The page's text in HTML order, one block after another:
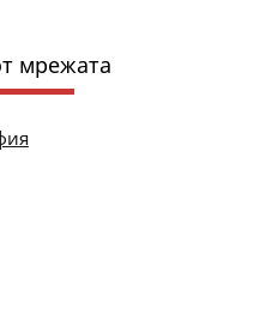
мрежата